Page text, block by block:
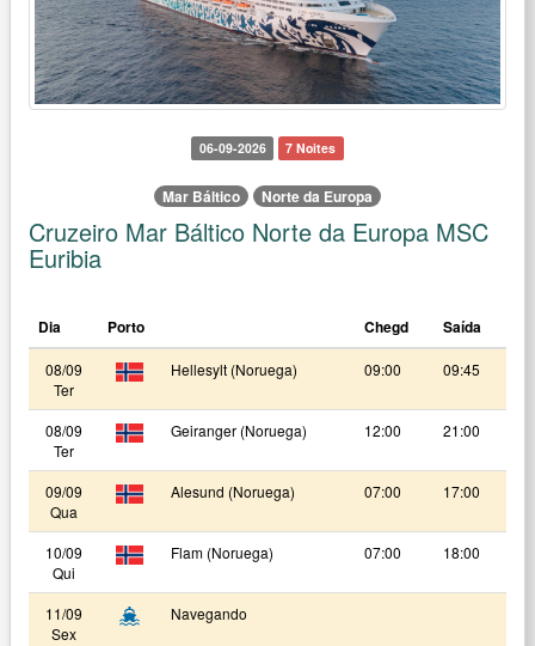
06-09-2026 7 Noites
Mar Báltico Norte da Europa
Cruzeiro Mar Báltico Norte da Europa MSC
Euribia
Dia Porto Chegd Saída
08/09
Ter
Hellesylt (Noruega) 09:00 09:45
08/09
Ter
Geiranger (Noruega) 12:00 21:00
09/09
Qua
Alesund (Noruega) 07:00 17:00
10/09
Qui
Flam (Noruega) 07:00 18:00
11/09
Sex
Navegando